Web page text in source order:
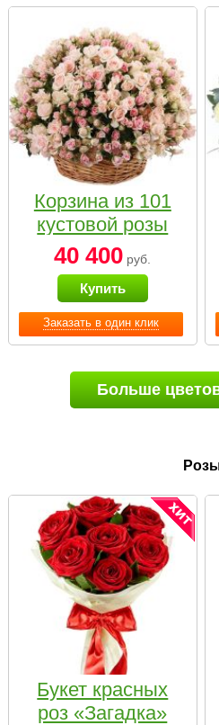
Заказать в один клик
Корзина из 101
кустовой розы
нежных тонов
40 400 руб.
Купить
Больше
Букет красных
роз «Загадка»